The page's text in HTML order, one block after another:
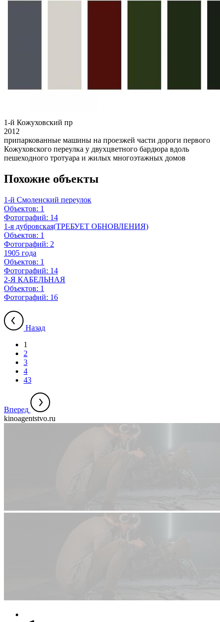
1-й Кожуховский пр
2012
припаркованные машины на проезжей части дороги первого
Кожуховского переулка у двухцветного бардюра вдоль
пешеходного тротуара и жилых многоэтажных домов
Похожие объекты
1-й Смоленский переулок
Объектов: 1
Фотографий: 14
1-я дубровская(ТРЕБУЕТ ОБНОВЛЕНИЯ)
Объектов: 1
Фотографий: 2
1905 года
Объектов: 1
Фотографий: 14
2-Я КАБЕЛЬНАЯ
Объектов: 1
Фотографий: 16
Назад
1
2
3
4
43
Вперед
kinoagentstvo.ru